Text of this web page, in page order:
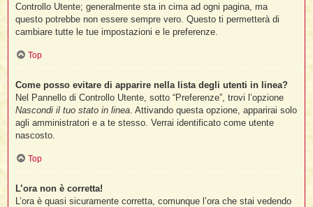
Controllo Utente; generalmente sta in cima ad ogni pagina, ma
questo potrebbe non essere sempre vero. Questo ti permetterà di
cambiare tutte le tue impostazioni e le preferenze.
Top
Come posso evitare di apparire nella lista degli utenti in linea?
Nel Pannello di Controllo Utente, sotto “Preferenze”, trovi l’opzione
Nascondi il tuo stato in linea . Attivando questa opzione, apparirai solo
agli amministratori e a te stesso. Verrai identificato come utente
nascosto.
Top
L’ora non è corretta!
L’ora è quasi sicuramente corretta, comunque l’ora che stai vedendo